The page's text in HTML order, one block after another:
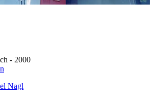
- 2000
Nagl